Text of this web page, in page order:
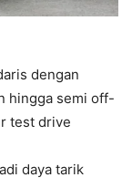
dengan
hingga semi off-
test drive
daya tarik